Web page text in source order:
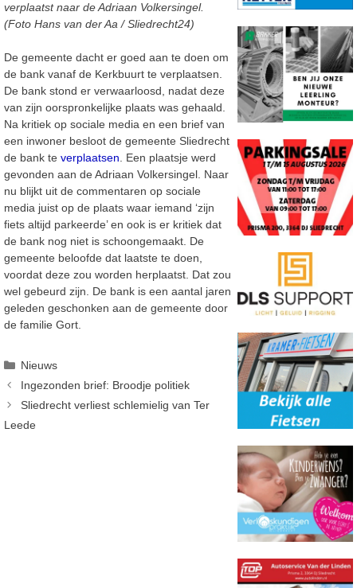
verplaatst naar de Adriaan Volkersingel.
(Foto Hans van der Aa / Sliedrecht24)
De gemeente dacht er goed aan te doen om
de bank vanaf de Kerkbuurt te verplaatsen.
De bank stond er verwaarloosd, nadat deze
van zijn oorspronkelijke plaats was gehaald.
Na kritiek op sociale media en een brief van
een inwoner besloot de gemeente Sliedrecht
de bank te verplaatsen. Een plaatsje werd
gevonden aan de Adriaan Volkersingel. Naar
nu blijkt uit de commentaren op sociale
media juist op de plaats waar iemand ‘zijn
fiets altijd parkeerde’ en ook is er kritiek dat
de bank nog niet is schoongemaakt. De
gemeente beloofde dat laatste te doen,
voordat deze zou worden herplaatst. Dat zou
wel gebeurd zijn. De bank is een aantal jaren
geleden geschonken aan de gemeente door
de familie Gort.
Categorieën
Nieuws
Ingezonden brief: Broodje politiek
Sliedrecht verliest schlemielig van Ter
Leede